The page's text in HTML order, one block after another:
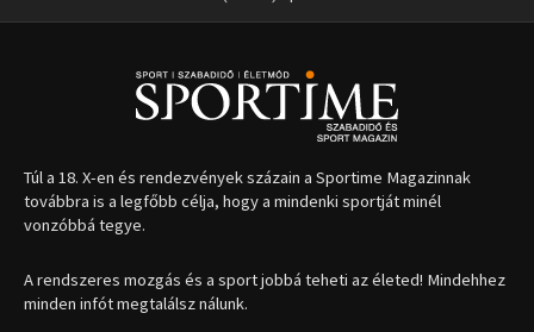
Túl a 18. X-en és rendezvények százain a Sportime Magazinnak
továbbra is a legfőbb célja, hogy a mindenki sportját minél
vonzóbbá tegye.
A rendszeres mozgás és a sport jobbá teheti az életed! Mindehhez
minden infót megtalálsz nálunk.